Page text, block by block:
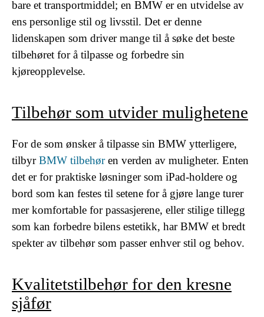
bare et transportmiddel; en BMW er en utvidelse av
ens personlige stil og livsstil. Det er denne
lidenskapen som driver mange til å søke det beste
tilbehøret for å tilpasse og forbedre sin
kjøreopplevelse.
Tilbehør som utvider mulighetene
For de som ønsker å tilpasse sin BMW ytterligere,
tilbyrBMW tilbehøren verden av muligheter. Enten
det er for praktiske løsninger som iPad-holdere og
bord som kan festes til setene for å gjøre lange turer
mer komfortable for passasjerene, eller stilige tillegg
som kan forbedre bilens estetikk, har BMW et bredt
spekter av tilbehør som passer enhver stil og behov.
Kvalitetstilbehør for den kresne
sjåfør